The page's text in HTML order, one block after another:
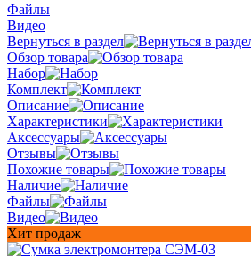
Файлы
Видео
Вернуться в раздел
Обзор товара
Набор
Комплект
Описание
Характеристики
Аксессуары
Отзывы
Похожие товары
Наличие
Файлы
Видео
Хит продаж